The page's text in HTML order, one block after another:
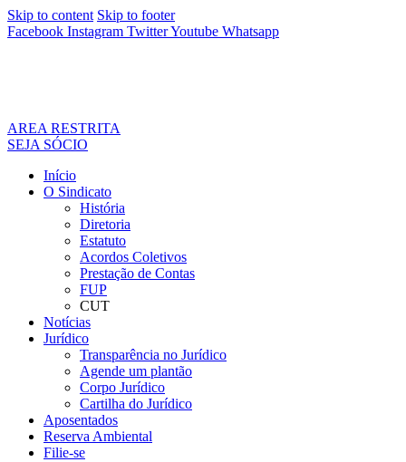
Skip to content Skip to footer
Facebook Instagram TwitterYoutube Whatsapp
AREA RESTRITA
SEJA SÓCIO
Início
O Sindicato
História
Diretoria
Estatuto
Acordos Coletivos
Prestação de Contas
FUP
CUT
Notícias
Jurídico
Transparência no Jurídico
Agende um plantão
Corpo Jurídico
Cartilha do Jurídico
Aposentados
Reserva Ambiental
Filie-se